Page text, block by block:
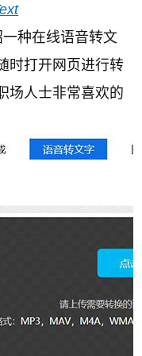
种在线语音转文
时打开网页进行转
场人士非常喜欢的